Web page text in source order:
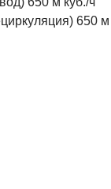
650 м